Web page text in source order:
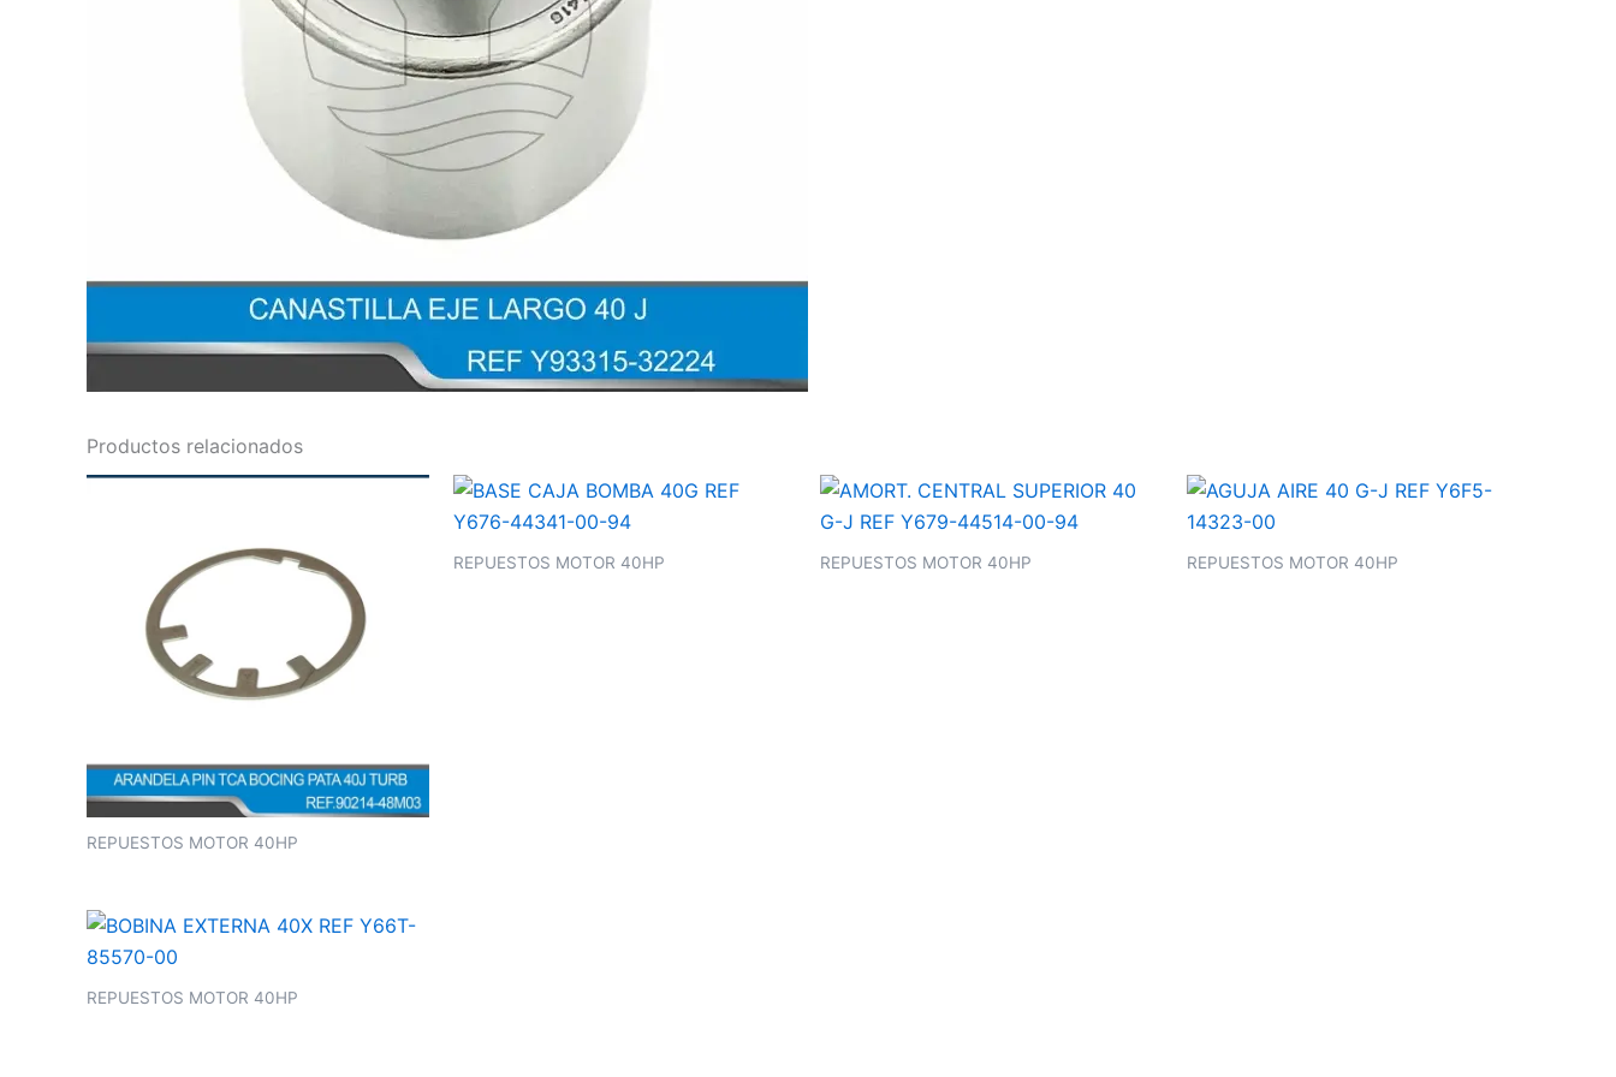
Productos relacionados
REPUESTOS MOTOR 40HP
REPUESTOS MOTOR 40HP REPUESTOS MOTOR 40HP REPUESTOS MOTOR 40HP
REPUESTOS MOTOR 40HP